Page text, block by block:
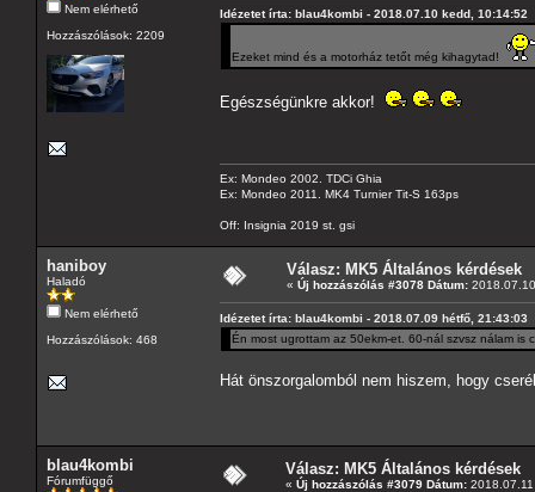
Nem elérhető
Hozzászólások: 2209
Idézetet írta: blau4kombi - 2018.07.10 kedd, 10:14:52
Ezeket mind és a motorház tetőt még kihagytad!
Egészségünkre akkor!
Ex: Mondeo 2002. TDCi Ghia
Ex: Mondeo 2011. MK4 Turnier Tit-S 163ps
Off: Insignia 2019 st. gsi
haniboy
Haladó
Nem elérhető
Hozzászólások: 468
Válasz: MK5 Általános kérdések
« Új hozzászólás #3078 Dátum:
Idézetet írta: blau4kombi - 2018.07.09 hétfő, 21:43:03
Én most ugrottam az 50ekm-et. 60-nál szvsz nálam is
Hát önszorgalomból nem hiszem, hogy
blau4kombi
Fórumfüggő
Válasz: MK5 Általános kérdések
« Új hozzászólás #3079 Dátum: